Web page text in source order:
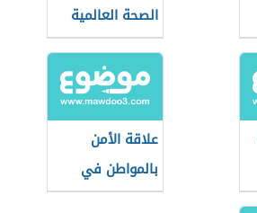
الصحة العالمية
علاقة الأمن
بالمواطن في
بعدها الاجتماعي